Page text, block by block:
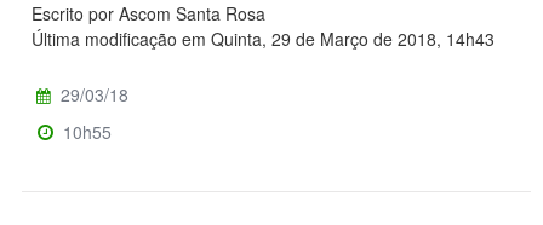
Escrito por Ascom Santa Rosa
Última modificação em Quinta, 29 de Março de 2018, 14h43
29/03/18
10h55